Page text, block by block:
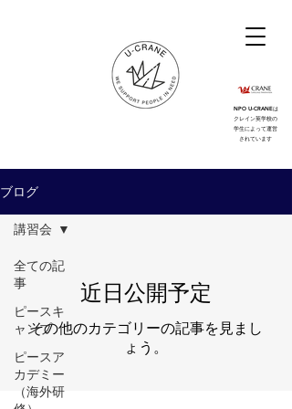
NPO U-CRANEは
クレイン英学校の
学生によって運営
されています
ブログ
全ての記
事
ピースキ
ャンプ
ピースア
カデミー
（海外研
講習会
近日公開予定
その他のカテゴリーの記事を見まし
ょう。